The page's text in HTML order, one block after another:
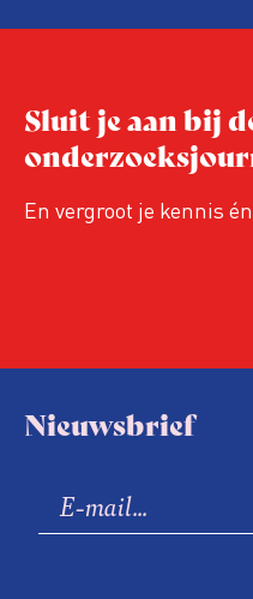
Niet de maker,
relevant in
Hoe moet de
een steeds
Sluit je aan bij
En vergroot je kennis
Nieuwsbrief